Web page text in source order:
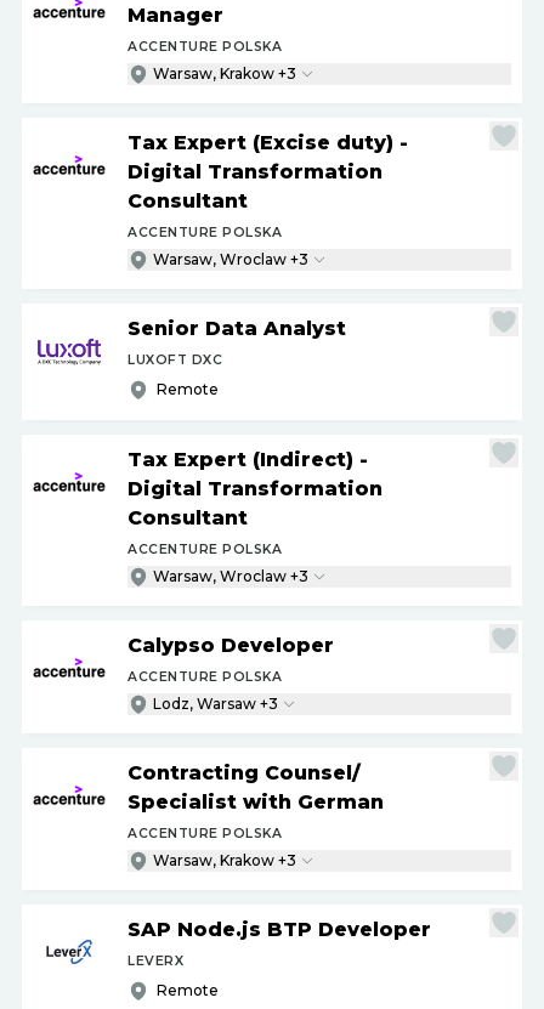
Manager
ACCENTURE POLSKA
Warsaw, Krakow +3
Tax Expert (Excise duty) -
Digital Transformation
Consultant
ACCENTURE POLSKA
Warsaw, Wroclaw +3
Senior Data Analyst
LUXOFT DXC
Remote
Tax Expert (Indirect) -
Digital Transformation
Consultant
ACCENTURE POLSKA
Warsaw, Wroclaw +3
Calypso Developer
ACCENTURE POLSKA
Lodz, Warsaw +3
Contracting Counsel /
Specialist with German
ACCENTURE POLSKA
Warsaw, Krakow +3
SAP Node.js BTP Developer
LEVERX
Remote